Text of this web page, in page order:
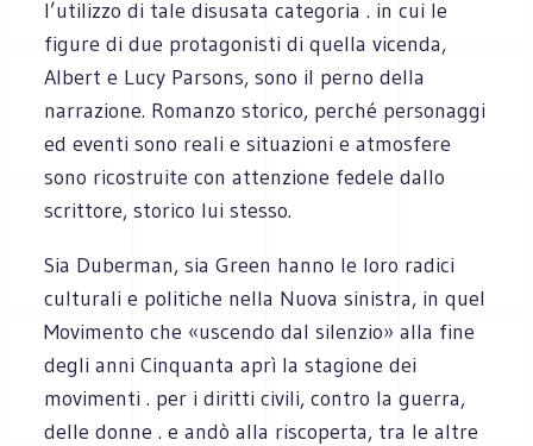
l’utilizzo di tale disusata categoria . in cui le
figure di due protagonisti di quella vicenda,
Albert e Lucy Parsons, sono il perno della
narrazione. Romanzo storico, perché personaggi
ed eventi sono reali e situazioni e atmosfere
sono ricostruite con attenzione fedele dallo
scrittore, storico lui stesso.
Sia Duberman, sia Green hanno le loro radici
culturali e politiche nella Nuova sinistra, in quel
Movimento che «uscendo dal silenzio» alla fine
degli anni Cinquanta aprì la stagione dei
movimenti . per i diritti civili, contro la guerra,
delle donne . e andò alla riscoperta, tra le altre